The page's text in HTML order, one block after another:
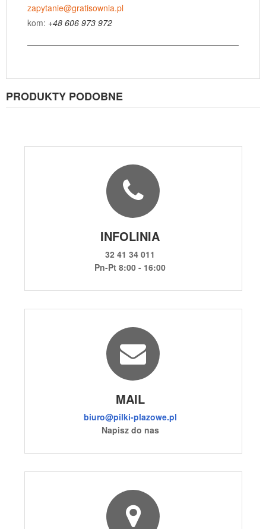
zapytanie@gratisownia.pl
kom: +48 606 973 972
PRODUKTY PODOBNE
INFOLINIA
32 41 34 011
Pn-Pt 8:00 - 16:00
MAIL
biuro@pilki-plazowe.pl
Napisz do nas